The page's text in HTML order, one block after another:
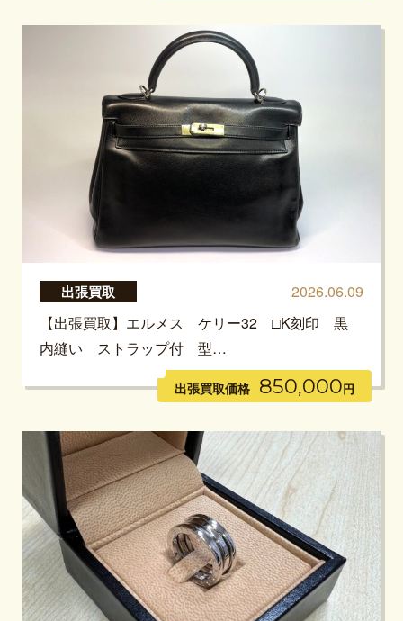
出張買取
2026.06.09
【出張買取】エルメス ケリー32 □K刻印 黒
内縫い ストラップ付 型…
出張買取価格 850,000円